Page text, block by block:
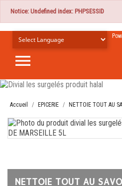
Notice: Undefined index: PHPSESSID

Accueil EPICERIE NETTOIE TOUT AU
NETTOIE TOUT AU